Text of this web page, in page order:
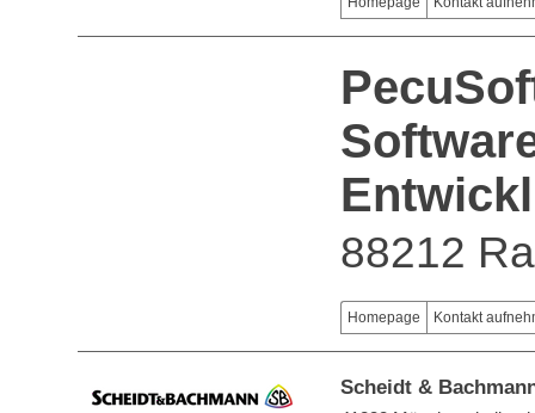
88212
Homepage Kontakt
Scheidt &